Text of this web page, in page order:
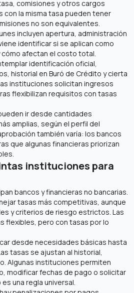
comisiones y otros cargos
la misma tasa pueden tener
no son equivalentes.
incluyen apertura, administración
identificar si se aplican como
afectan el costo total.
identificación oficial,
historial en Buró de Crédito y cierta
instituciones solicitan ingresos
flexibilizan requisitos con tasas
ir desde cantidades
amplias, según el perfil del
también varía: los bancos
que algunas financieras priorizan
instituciones para
bancos y financieras no bancarias.
tasas más competitivas, aunque
y criterios de riesgo estrictos. Las
flexibles, pero con tasas por lo
desde necesidades básicas hasta
tasas se ajustan al historial,
Algunas instituciones permiten
modificar fechas de pago o solicitar
una regla universal.